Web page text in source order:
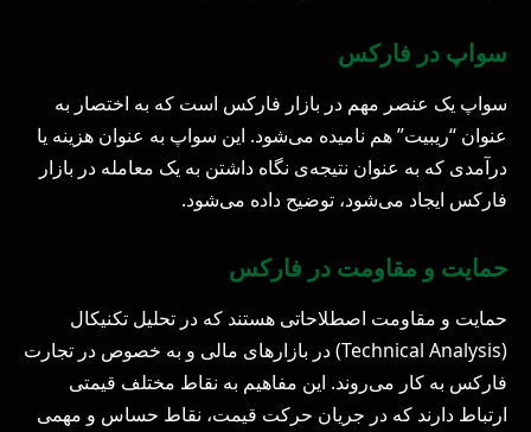
سواپ در فارکس
سواپ یک عنصر مهم در بازار فارکس است که به اختصار به
عنوان “ریبیت” هم نامیده می‌شود. این سواپ به عنوان هزینه یا
درآمدی که به عنوان نتیجه‌ی نگاه داشتن به یک معامله در بازار
فارکس ایجاد می‌شود، توضیح داده می‌شود.
حمایت و مقاومت در فارکس
حمایت و مقاومت اصطلاحاتی هستند که در تحلیل تکنیکال
(Technical Analysis) در بازارهای مالی و به خصوص در تجارت
فارکس به کار می‌روند. این مفاهیم به نقاط مختلف قیمتی
ارتباط دارند که در جریان حرکت قیمت، نقاط حساس و مهمی